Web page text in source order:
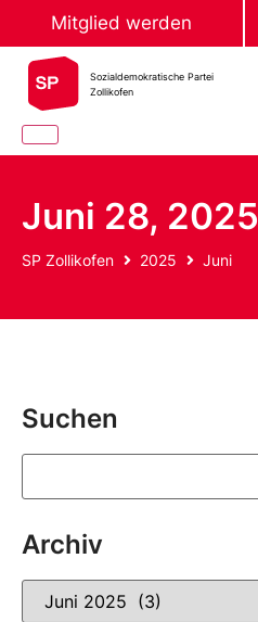
Mitglied werden
Sozialdemokratische Partei
Zollikofen
Juni 28, 2025
SP Zollikofen 2025 Juni
Suchen
Archiv